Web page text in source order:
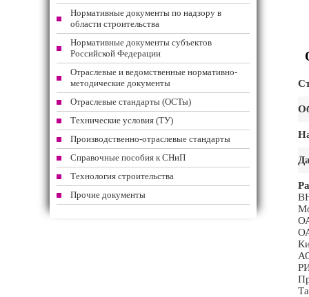
Нормативные документы по надзору в
области строительства
Нормативные документы субъектов
Российской Федерации
Отраслевые и ведомственные нормативно-
методические документы
Отраслевые стандарты (ОСТы)
Технические условия (ТУ)
Производственно-отраслевые стандарты
Справочные пособия к СНиП
Технология строительства
Прочие документы